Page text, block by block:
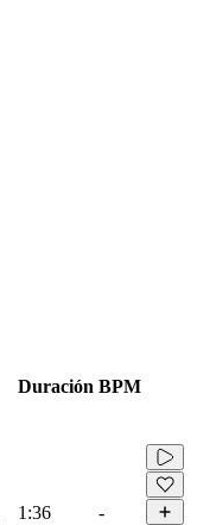
Duración BPM
1:36 -